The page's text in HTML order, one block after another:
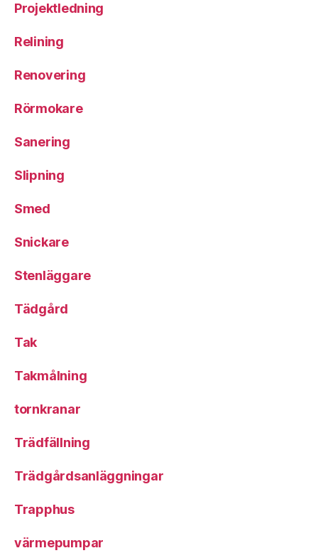
Projektledning
Relining
Renovering
Rörmokare
Sanering
Slipning
Smed
Snickare
Stenläggare
Tädgård
Tak
Takmålning
tornkranar
Trädfällning
Trädgårdsanläggningar
Trapphus
värmepumpar